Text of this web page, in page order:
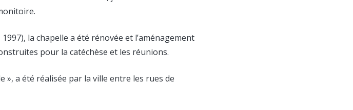
la chapelle a été rénovée et l’aménagement
pour la catéchèse et les réunions.
», a été réalisée par la ville entre les rues de